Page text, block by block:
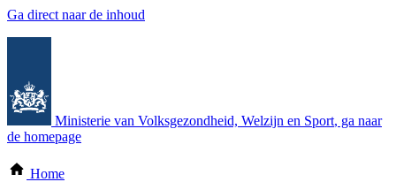
Ga direct naar de inhoud
Ministerie van Volksgezondheid, Welzijn en Sport, ga naar
de homepage
Home